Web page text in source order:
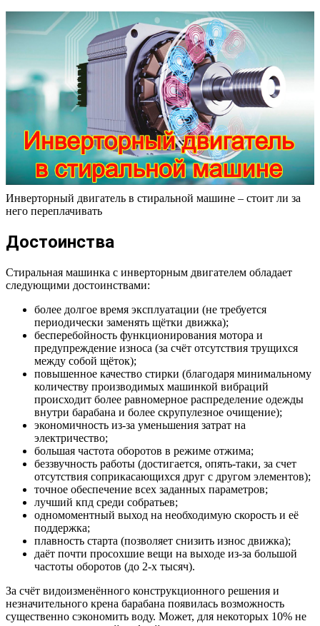
Инверторный двигатель в стиральной машине – стоит ли за
него переплачивать
Достоинства
Стиральная машинка с инверторным двигателем обладает
следующими достоинствами:
более долгое время эксплуатации (не требуется
периодически заменять щётки движка);
бесперебойность функционирования мотора и
предупреждение износа (за счёт отсутствия трущихся
между собой щёток);
повышенное качество стирки (благодаря минимальному
количеству производимых машинкой вибраций
происходит более равномерное распределение одежды
внутри барабана и более скрупулезное очищение);
экономичность из-за уменьшения затрат на
электричество;
большая частота оборотов в режиме отжима;
беззвучность работы (достигается, опять-таки, за счет
отсутствия соприкасающихся друг с другом элементов);
точное обеспечение всех заданных параметров;
лучший кпд среди собратьев;
одномоментный выход на необходимую скорость и её
поддержка;
плавность старта (позволяет снизить износ движка);
даёт почти просохшие вещи на выходе из-за большой
частоты оборотов (до 2-х тысяч).
За счёт видоизменённого конструкционного решения и
незначительного крена барабана появилась возможность
существенно сэкономить воду. Может, для некоторых 10% не